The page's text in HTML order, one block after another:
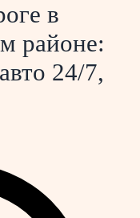
в
районе:
24/7,